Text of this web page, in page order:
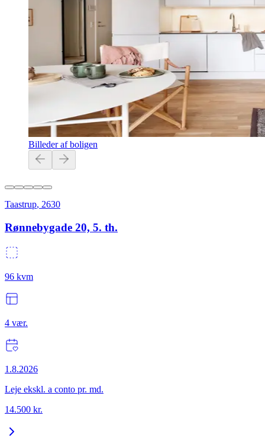
Billeder af boligen
Taastrup, 2630
Rønnebygade 20, 5. th.
96 kvm
4 vær.
1.8.2026
Leje ekskl. a conto pr. md.
14.500 kr.